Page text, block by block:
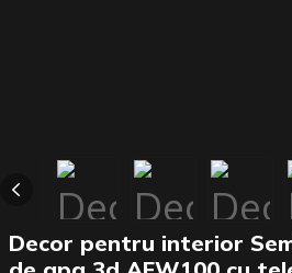
Decor pentru interior